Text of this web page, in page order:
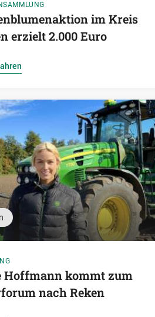
im Kreis
erzielt 2.000 Euro
Hoffmann kommt zum
nach Reken